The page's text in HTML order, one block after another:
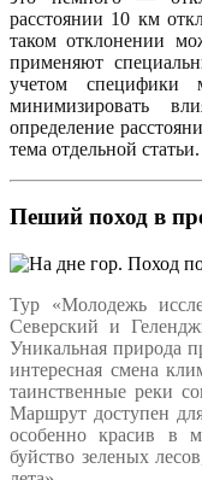
расстоянии 10 км
таком отклонении
применяют
учетом специфики
минимизировать
определение
тема отдельной статьи.
Пеший поход в
Тур «Молодежь
Северский и
Уникальная природа
интересная смена
таинственные реки
Маршрут доступен
особенно красив в
буйство зеленых